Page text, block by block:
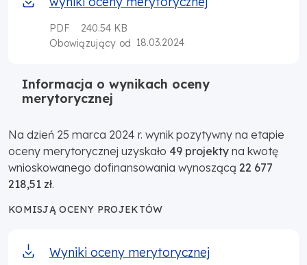
PDF
240.54 KB
Obowiązujący od 18.03.2024
Informacja o wynikach oceny
merytorycznej
Na dzień 25 marca 2024 r. wynik pozytywny na etapie
oceny merytorycznej uzyskało 49 projekty na kwotę
wnioskowanego dofinansowania wynoszącą 22 677
218,51 zł.
KOMISJĄ OCENY PROJEKTÓW
Wyniki oceny merytorycznej